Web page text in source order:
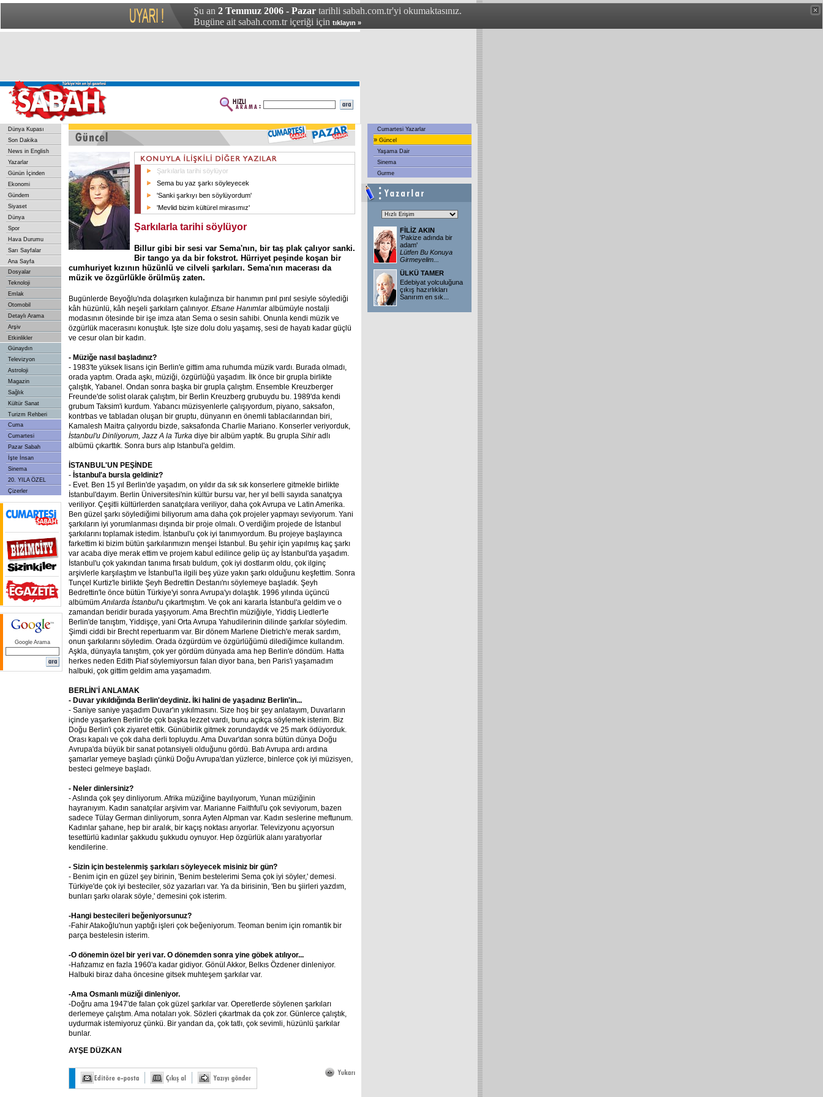
Şu an 2 Temmuz 2006 - Pazar tarihli sabah.com.tr'yi okumaktasınız.
Bugüne ait sabah.com.tr içeriği için tıklayın »
Dünya Kupası
Son Dakika
News in English
Yazarlar
Günün İçinden
Ekonomi
Gündem
Siyaset
Dünya
Spor
Hava Durumu
Sarı Sayfalar
Ana Sayfa
Dosyalar
Teknoloji
Emlak
Otomobil
Detaylı Arama
Arşiv
Etkinlikler
Günaydın
Televizyon
Astroloji
Magazin
Sağlık
Kültür Sanat
Turizm Rehberi
Cuma
Cumartesi
Pazar Sabah
İşte İnsan
Sinema
20. YILA ÖZEL
Çizerler
Google Arama
Şarkılarla tarihi söylüyor
Sema bu yaz şarkı söyleyecek
'Sanki şarkıyı ben söylüyordum'
'Mevlid bizim kültürel mirasımız'
Şarkılarla tarihi söylüyor
Billur gibi bir sesi var Sema'nın, bir taş plak çalıyor sanki.
Bir tango ya da bir fokstrot. Hürriyet peşinde koşan bir
cumhuriyet kızının hüzünlü ve cilveli şarkıları. Sema'nın macerası da
müzik ve özgürlükle örülmüş zaten.
Bugünlerde Beyoğlu'nda dolaşırken kulağınıza bir hanımın pırıl pırıl sesiyle söylediği
kâh hüzünlü, kâh neşeli şarkılarn çalınıyor. Efsane Hanımlar albümüyle nostalji
modasının ötesinde bir işe imza atan Sema o sesin sahibi. Onunla kendi müzik ve
özgürlük macerasını konuştuk. Işte size dolu dolu yaşamış, sesi de hayatı kadar güçlü
ve cesur olan bir kadın.
- Müziğe nasıl başladınız?
- 1983'te yüksek lisans için Berlin'e gittim ama ruhumda müzik vardı. Burada olmadı,
orada yaptım. Orada aşkı, müziği, özgürlüğü yaşadım. İlk önce bir grupla birlikte
çalıştık, Yabanel. Ondan sonra başka bir grupla çalıştım. Ensemble Kreuzberger
Freunde'de solist olarak çalıştım, bir Berlin Kreuzberg grubuydu bu. 1989'da kendi
grubum Taksim'i kurdum. Yabancı müzisyenlerle çalışıyordum, piyano, saksafon,
kontrbas ve tabladan oluşan bir gruptu, dünyanın en önemli tablacılarından biri,
Kamalesh Maitra çalıyordu bizde, saksafonda Charlie Mariano. Konserler veriyorduk,
İstanbul'u Dinliyorum, Jazz A la Turka diye bir albüm yaptık. Bu grupla Sihiradlı
albümü çıkarttık. Sonra burs alıp Istanbul'a geldim.
İSTANBUL'UN PEŞİNDE
- İstanbul'a bursla geldiniz?
- Evet. Ben 15 yıl Berlin'de yaşadım, on yıldır da sık sık konserlere gitmekle birlikte
İstanbul'dayım. Berlin Üniversitesi'nin kültür bursu var, her yıl belli sayıda sanatçıya
veriliyor. Çeşitli kültürlerden sanatçılara veriliyor, daha çok Avrupa ve Latin Amerika.
Ben güzel şarkı söylediğimi biliyorum ama daha çok projeler yapmayı seviyorum. Yani
şarkıların iyi yorumlanması dışında bir proje olmalı. O verdiğim projede de İstanbul
şarkılarını toplamak istedim. İstanbul'u çok iyi tanımıyordum. Bu projeye başlayınca
farkettim ki bizim bütün şarkılarımızın menşei İstanbul. Bu şehir için yapılmış kaç şarkı
var acaba diye merak ettim ve projem kabul edilince gelip üç ay İstanbul'da yaşadım.
İstanbul'u çok yakından tanıma fırsatı buldum, çok iyi dostlarım oldu, çok ilginç
arşivlerle karşılaştım ve İstanbul'la ilgili beş yüze yakın şarkı olduğunu keşfettim. Sonra
Tunçel Kurtiz'le birlikte Şeyh Bedrettin Destanı'nı söylemeye başladık. Şeyh
Bedrettin'le önce bütün Türkiye'yi sonra Avrupa'yı dolaştık. 1996 yılında üçüncü
albümümAnılarda İstanbul'u çıkartmıştım. Ve çok ani kararla İstanbul'a geldim ve o
zamandan beridir burada yaşıyorum. Ama Brecht'in müziğiyle, Yiddiş Liedler'le
Berlin'de tanıştım, Yiddişçe, yani Orta Avrupa Yahudilerinin dilinde şarkılar söyledim.
Şimdi ciddi bir Brecht repertuarım var. Bir dönem Marlene Dietrich'e merak sardım,
onun şarkılarını söyledim. Orada özgürdüm ve özgürlüğümü dilediğimce kullandım.
Aşkla, dünyayla tanıştım, çok yer gördüm dünyada ama hep Berlin'e döndüm. Hatta
herkes neden Edith Piaf söylemiyorsun falan diyor bana, ben Paris'i yaşamadım
halbuki, çok gittim geldim ama yaşamadım.
BERLİN'İ ANLAMAK
- Duvar yıkıldığında Berlin'deydiniz. İki halini de yaşadınız Berlin'in...
- Saniye saniye yaşadım Duvar'ın yıkılmasını. Size hoş bir şey anlatayım, Duvarların
içinde yaşarken Berlin'de çok başka lezzet vardı, bunu açıkça söylemek isterim. Biz
Doğu Berlin'i çok ziyaret ettik. Günübirlik gitmek zorundaydık ve 25 mark ödüyorduk.
Orası kapalı ve çok daha derli topluydu. Ama Duvar'dan sonra bütün dünya Doğu
Avrupa'da büyük bir sanat potansiyeli olduğunu gördü. Batı Avrupa ardı ardına
şamarlar yemeye başladı çünkü Doğu Avrupa'dan yüzlerce, binlerce çok iyi müzisyen,
besteci gelmeye başladı.
- Neler dinlersiniz?
- Aslında çok şey dinliyorum. Afrika müziğine bayılıyorum, Yunan müziğinin
hayranıyım. Kadın sanatçılar arşivim var. Marianne Faithful'u çok seviyorum, bazen
sadece Tülay German dinliyorum, sonra Ayten Alpman var. Kadın seslerine meftunum.
Kadınlar şahane, hep bir aralık, bir kaçış noktası arıyorlar. Televizyonu açıyorsun
tesettürlü kadınlar şakkudu şukkudu oynuyor. Hep özgürlük alanı yaratıyorlar
kendilerine.
- Sizin için bestelenmiş şarkıları söyleyecek misiniz bir gün?
- Benim için en güzel şey birinin, 'Benim bestelerimi Sema çok iyi söyler,' demesi.
Türkiye'de çok iyi besteciler, söz yazarları var. Ya da birisinin, 'Ben bu şiirleri yazdım,
bunları şarkı olarak söyle,' demesini çok isterim.
-Hangi bestecileri beğeniyorsunuz?
-Fahir Atakoğlu'nun yaptığı işleri çok beğeniyorum. Teoman benim için romantik bir
parça bestelesin isterim.
-O dönemin özel bir yeri var. O dönemden sonra yine göbek atılıyor...
-Hafızamız en fazla 1960'a kadar gidiyor. Gönül Akkor, Belkıs Özdener dinleniyor.
Halbuki biraz daha öncesine gitsek muhteşem şarkılar var.
-Ama Osmanlı müziği dinleniyor.
-Doğru ama 1947'de falan çok güzel şarkılar var. Operetlerde söylenen şarkıları
derlemeye çalıştım. Ama notaları yok. Sözleri çıkartmak da çok zor. Günlerce çalıştık,
uydurmak istemiyoruz çünkü. Bir yandan da, çok tatlı, çok sevimli, hüzünlü şarkılar
bunlar.
AYŞE DÜZKAN
Cumartesi Yazarlar
» Güncel
Yaşama Dair
Sinema
Gurme
FİLİZ AKIN
'Pakize adında bir
adam'
Lütfen Bu Konuya
Girmeyelim
ÜLKÜ TAMER
Edebiyat yolculuğuna
çıkış hazırlıkları
Sanırım en sık